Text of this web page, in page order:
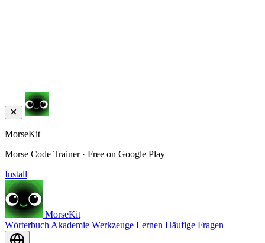
MorseKit
Morse Code Trainer · Free on Google Play
Install
MorseKit
Wörterbuch Akademie Werkzeuge Lernen Häufige Fragen